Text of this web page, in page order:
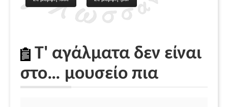
Τ' αγάλματα δεν είναι
στο… μουσείο πια